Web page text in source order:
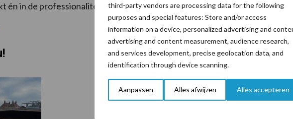
third-party vendors are processing data for the following
purposes and special features: Store and/or access
information on a device, personalized advertising and
advertising and content measurement, audience research,
and services development, precise geolocation data, and
identification through device scanning.
Aanpassen Alles afwijzen Alles accepteren
én in de professionaliteit van kinderopvangorganisaties.